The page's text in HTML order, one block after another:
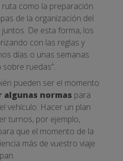
como la preparación
de la organización del
De esta forma, los
con las reglas y
días o unas semanas
ruedas”.
pueden ser el momento
algunas normas para
vehículo. Hacer un plan
turnos, por ejemplo,
que el momento de la
más de vuestro viaje